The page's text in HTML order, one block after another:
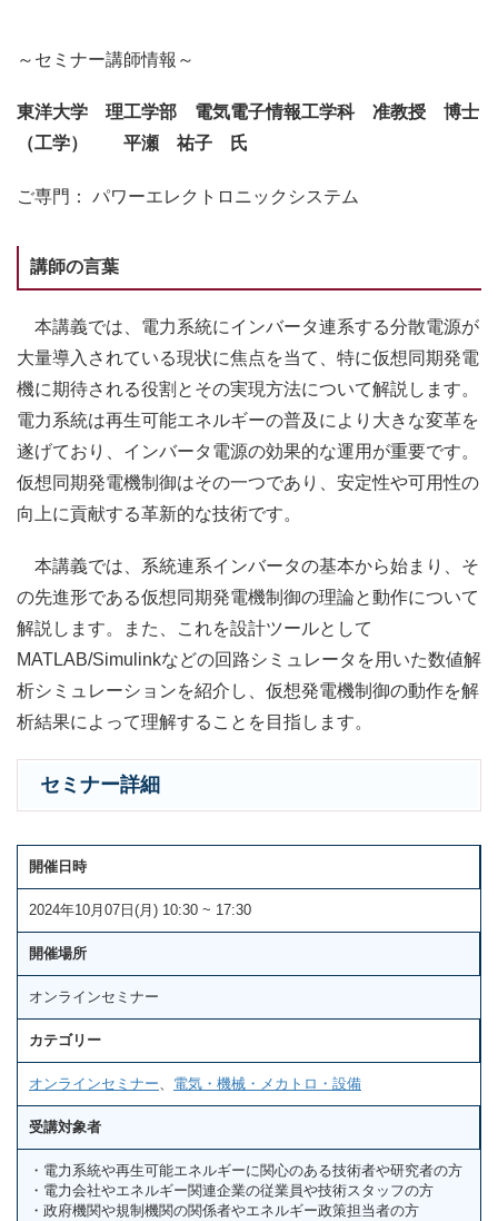
～セミナー講師情報～
東洋大学 理工学部 電気電子情報工学科 准教授 博士
（工学） 平瀬 祐子 氏
ご専門： パワーエレクトロニックシステム
講師の言葉
本講義では、電力系統にインバータ連系する分散電源が
大量導入されている現状に焦点を当て、特に仮想同期発電
機に期待される役割とその実現方法について解説します。
電力系統は再生可能エネルギーの普及により大きな変革を
遂げており、インバータ電源の効果的な運用が重要です。
仮想同期発電機制御はその一つであり、安定性や可用性の
向上に貢献する革新的な技術です。
本講義では、系統連系インバータの基本から始まり、そ
の先進形である仮想同期発電機制御の理論と動作について
解説します。また、これを設計ツールとして
MATLAB/Simulinkなどの回路シミュレータを用いた数値解
析シミュレーションを紹介し、仮想発電機制御の動作を解
析結果によって理解することを目指します。
セミナー詳細
開催日時
2024年10月07日(月) 10:30 ~ 17:30
開催場所
オンラインセミナー
カテゴリー
オンラインセミナー、 電気・機械・メカトロ・設備
受講対象者
・電力系統や再生可能エネルギーに関心のある技術者や研究者の方
・電力会社やエネルギー関連企業の従業員や技術スタッフの方
・政府機関や規制機関の関係者やエネルギー政策担当者の方